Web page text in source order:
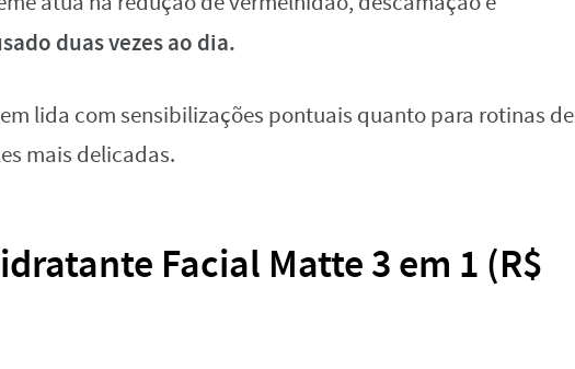
duas vezes ao dia.
lida com sensibilizações pontuais quanto para rotinas de
mais delicadas.
Facial Matte 3 em 1 (R$